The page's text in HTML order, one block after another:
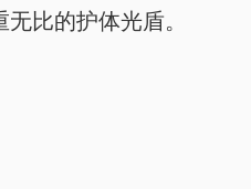
比的护体光盾。